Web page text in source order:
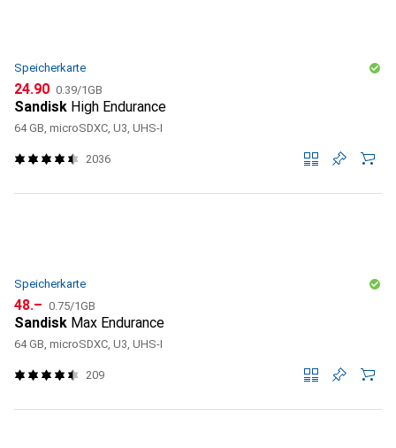
Speicherkarte
CHF
24.90 CHF
0.39/1GB
Sandisk High Endurance
64 GB, microSDXC, U3, UHS-I
2036
Speicherkarte
CHF
48.– CHF
0.75/1GB
Sandisk Max Endurance
64 GB, microSDXC, U3, UHS-I
209